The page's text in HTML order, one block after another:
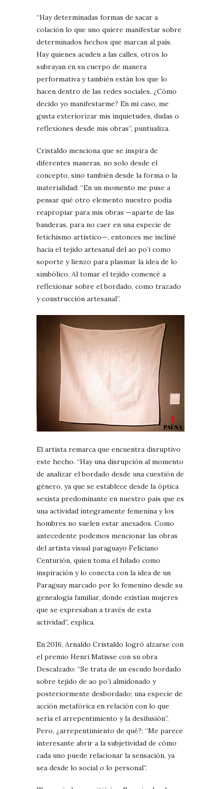
“Hay determinadas formas de sacar a
colación lo que uno quiere manifestar sobre
determinados hechos que marcan al país.
Hay quienes acuden a las calles, otros lo
subrayan en su cuerpo de manera
performativa y también están los que lo
hacen dentro de las redes sociales. ¿Cómo
decido yo manifestarme? En mi caso, me
gusta exteriorizar mis inquietudes, dudas o
reflexiones desde mis obras”, puntualiza.
Cristaldo menciona que se inspira de
diferentes maneras, no solo desde el
concepto, sino también desde la forma o la
materialidad: “En un momento me puse a
pensar qué otro elemento nuestro podía
reapropiar para mis obras —aparte de las
banderas, para no caer en una especie de
fetichismo artístico—, entonces me incliné
hacia el tejido artesanal del ao po’i como
soporte y lienzo para plasmar la idea de lo
simbólico. Al tomar el tejido comencé a
reflexionar sobre el bordado, como trazado
y construcción artesanal”.
El artista remarca que encuentra disruptivo
este hecho. “Hay una disrupción al momento
de analizar el bordado desde una cuestión de
género, ya que se establece desde la óptica
sexista predominante en nuestro país que es
una actividad íntegramente femenina y los
hombres no suelen estar anexados. Como
antecedente podemos mencionar las obras
del artista visual paraguayo Feliciano
Centurión, quien toma el hilado como
inspiración y lo conecta con la idea de un
Paraguay marcado por lo femenino desde su
genealogía familiar, donde existían mujeres
que se expresaban a través de esta
actividad”, explica.
En 2016, Arnaldo Cristaldo logró alzarse con
el premio Henri Matisse con su obra
Descalzado: “Se trata de un escudo bordado
sobre tejido de ao po’i almidonado y
posteriormente desbordado; una especie de
acción metafórica en relación con lo que
sería el arrepentimiento y la desilusión”.
Pero, ¿arrepentimiento de qué?: “Me parece
interesante abrir a la subjetividad de cómo
cada uno puede relacionar la sensación, ya
sea desde lo social o lo personal”.